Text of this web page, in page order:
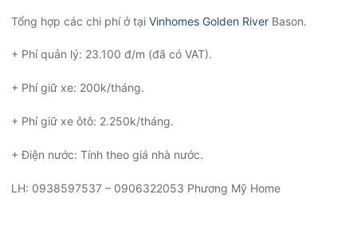
Tổng hợp các chi phí ở tại Vinhomes Golden River Bason.
+ Phí quản lý: 23.100 đ/m (đã có VAT).
+ Phí giữ xe: 200k/tháng.
+ Phí giữ xe ôtô: 2.250k/tháng.
+ Điện nước: Tính theo giá nhà nước.
LH: 0938597537 – 0906322053 Phương Mỹ Home